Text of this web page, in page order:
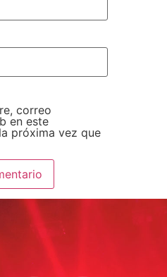
correo
en este
próxima vez que